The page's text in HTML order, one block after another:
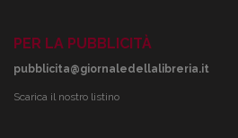
PER LA PUBBLICITÀ
pubblicita@giornaledellalibreria.it
Scarica il nostro listino